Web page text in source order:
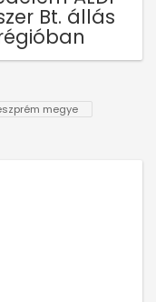
Bt. állás
megye